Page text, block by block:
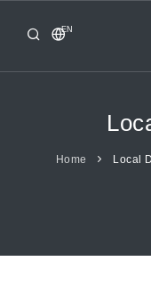
EN
HOME
Home Local